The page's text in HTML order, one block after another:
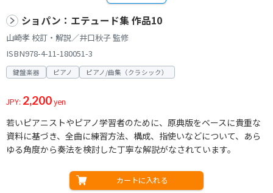
ショパン：エテュード集 作品10
山崎孝 校訂・解説／井口秋子 監修
ISBN978-4-11-180051-3
鍵盤楽器 ピアノ ピアノ/曲集（クラシック）
JPY: 2,200yen
若いピアニストやピアノ学習者のために、原典版をベースに貴重な
資料に基づき、全曲に練習方法、構成、指使いなどについて、あら
ゆる角度から奏法を検討した丁寧な解説がなされています。
カートに入れる